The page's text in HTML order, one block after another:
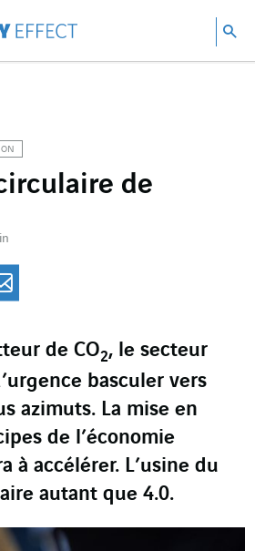
de
sur Facebook
sur Twitter
sur
de CO2, le secteur
basculer vers
azimuts. La mise en
de l’économie
à accélérer. L’usine du
autant que 4.0.